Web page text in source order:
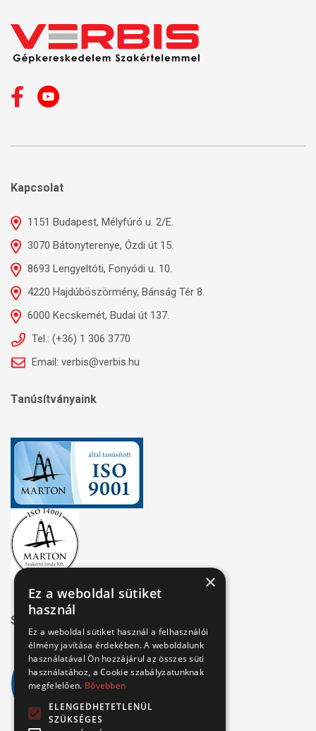
Kapcsolat
1151 Budapest, Mélyfúró u. 2/E.
3070 Bátonyterenye, Ózdi út 15.
8693 Lengyeltóti, Fonyódi u. 10.
4220 Hajdúböszörmény, Bánság Tér 8.
6000 Kecskemét, Budai út 137.
Tel.: (+36) 1 306 3770
Email: verbis@verbis.hu
Tanúsítványaink
Széchenyi 2020
×
Ez a weboldal sütiket
használ
Ez a weboldal sütiket használ a felhasználói
élmény javítása érdekében. A weboldalunk
használatával Ön hozzájárul az összes süti
használatához, a Cookie szabályzatunknak
megfelelően. Bővebben
ELENGEDHETETLENÜL
SZÜKSÉGES